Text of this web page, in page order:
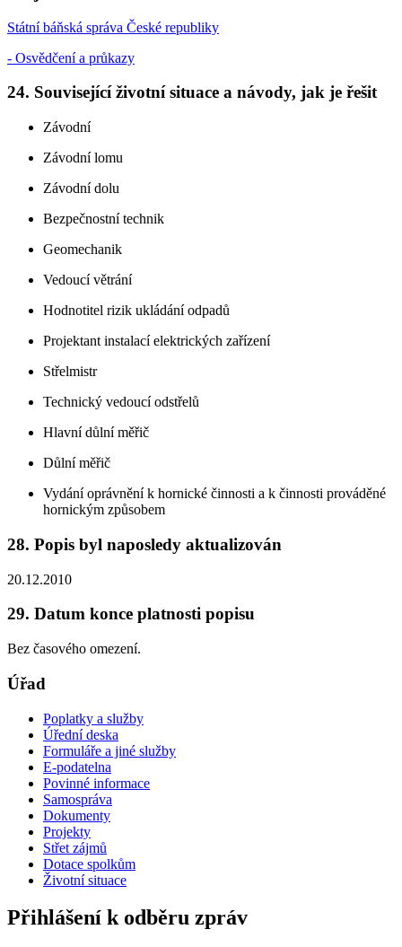
Státní báňská správa České republiky
- Osvědčení a průkazy
24. Související životní situace a návody, jak je řešit
Závodní
Závodní lomu
Závodní dolu
Bezpečnostní technik
Geomechanik
Vedoucí větrání
Hodnotitel rizik ukládání odpadů
Projektant instalací elektrických zařízení
Střelmistr
Technický vedoucí odstřelů
Hlavní důlní měřič
Důlní měřič
Vydání oprávnění k hornické činnosti a k činnosti prováděné
hornickým způsobem
28. Popis byl naposledy aktualizován
20.12.2010
29. Datum konce platnosti popisu
Bez časového omezení.
Úřad
Poplatky a služby
Úřední deska
Formuláře a jiné služby
E-podatelna
Povinné informace
Samospráva
Dokumenty
Projekty
Střet zájmů
Dotace spolkům
Životní situace
Přihlášení k odběru zpráv